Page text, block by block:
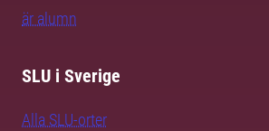
är alumn
SLU i Sverige
Alla SLU-orter